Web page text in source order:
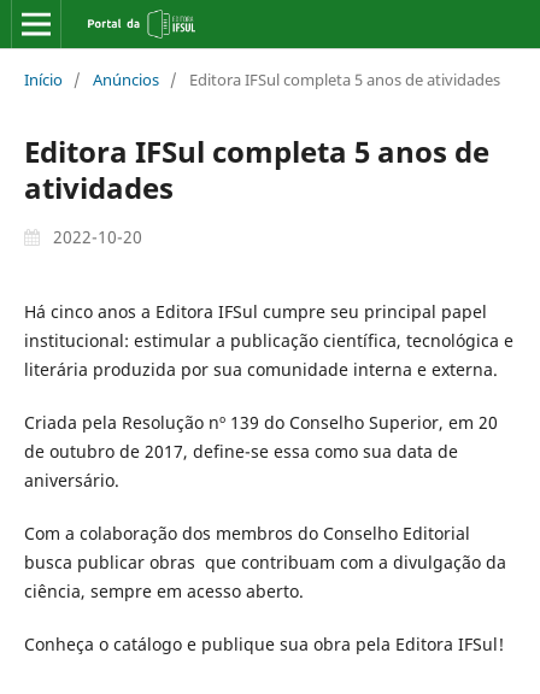
Início / Anúncios / Editora IFSul completa 5 anos de atividades
Editora IFSul completa 5 anos de
atividades
2022-10-20
Há cinco anos a Editora IFSul cumpre seu principal papel
institucional: estimular a publicação científica, tecnológica e
literária produzida por sua comunidade interna e externa.
Criada pela Resolução nº 139 do Conselho Superior, em 20
de outubro de 2017, define-se essa como sua data de
aniversário.
Com a colaboração dos membros do Conselho Editorial
busca publicar obras que contribuam com a divulgação da
ciência, sempre em acesso aberto.
Conheça o catálogo e publique sua obra pela Editora IFSul!